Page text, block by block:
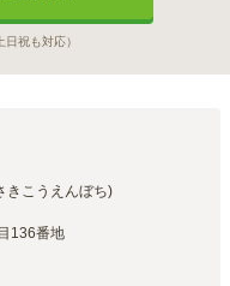
日祝も対応）
きこうえんぼち)
136番地